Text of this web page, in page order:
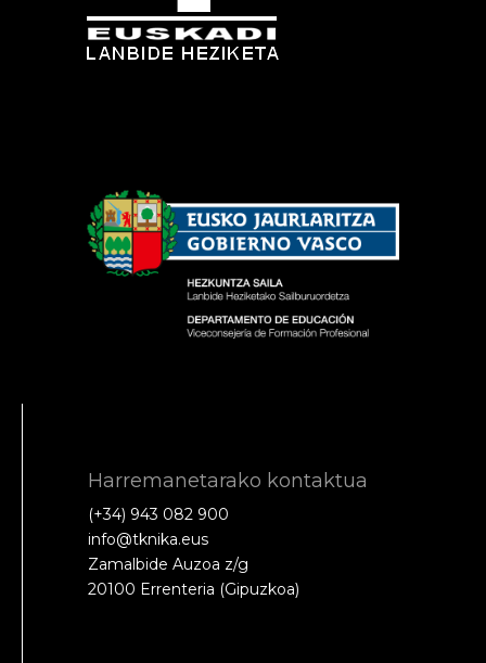
Harremanetarako kontaktua
(+34) 943 082 900
info@tknika.eus
Zamalbide Auzoa z/g
20100 Errenteria (Gipuzkoa)